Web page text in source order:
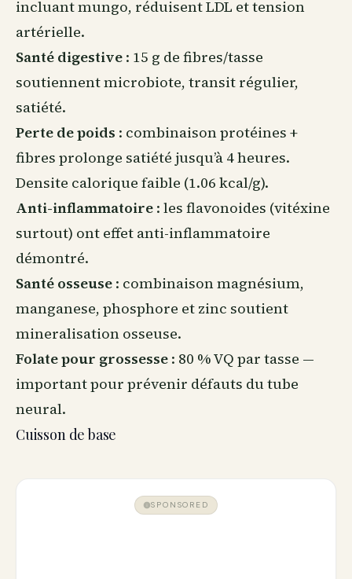
incluant mungo, réduisent LDL et tension
artérielle.
Santé digestive : 15 g de fibres/tasse
soutiennent microbiote, transit régulier,
satiété.
Perte de poids : combinaison protéines +
fibres prolonge satiété jusqu’à 4 heures.
Densite calorique faible (1.06 kcal/g).
Anti-inflammatoire : les flavonoides (vitéxine
surtout) ont effet anti-inflammatoire
démontré.
Santé osseuse : combinaison magnésium,
manganese, phosphore et zinc soutient
mineralisation osseuse.
Folate pour grossesse : 80 % VQ par tasse —
important pour prévenir défauts du tube
neural.
Cuisson de base
SPONSORED